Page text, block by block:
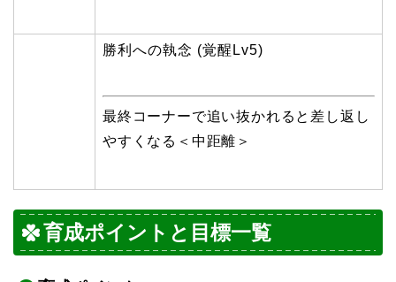
勝利への執念 (覚醒Lv5)
最終コーナーで追い抜かれると差し返し
やすくなる＜中距離＞
育成ポイントと目標一覧